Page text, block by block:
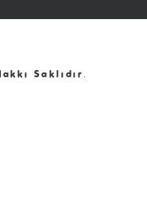
Saklıdır.